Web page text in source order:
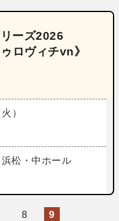
ーズ2026
ロヴィチvn》
）
松・中ホール
8
9